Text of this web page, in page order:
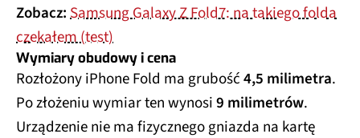
Zobacz: Samsung Galaxy Z Fold7: na takiego folda
czekałem (test)
Wymiary obudowy i cena
Rozłożony iPhone Fold ma grubość4,5 milimetra.
Po złożeniu wymiar ten wynosi9 milimetrów.
Urządzenie nie ma fizycznego gniazda na kartę